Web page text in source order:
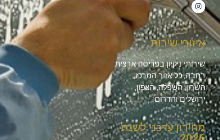
איזורי שירות
שירותי ניקיון בפריסה ארצית
רחבה, כל אזור המרכז,
השרון, השפלה, הצפון,
ירושלים והדרום.
מחירון עדכני לשנת